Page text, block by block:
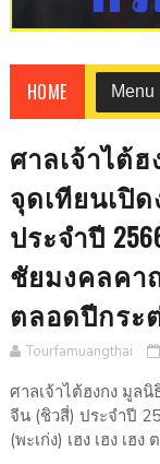
HOME
ศาลเจ้าไต้
จุดเทียนเปิ
ประจำปี
ชัยมงคลคาถ
ตลอดปีกระ
Tourfamuangthai
ศาลเจ้าไต้ฮงกง มูล
จีน (ชิวสี่) ประจำปี
(พะเก่ง) เฮง เฮง เฮ